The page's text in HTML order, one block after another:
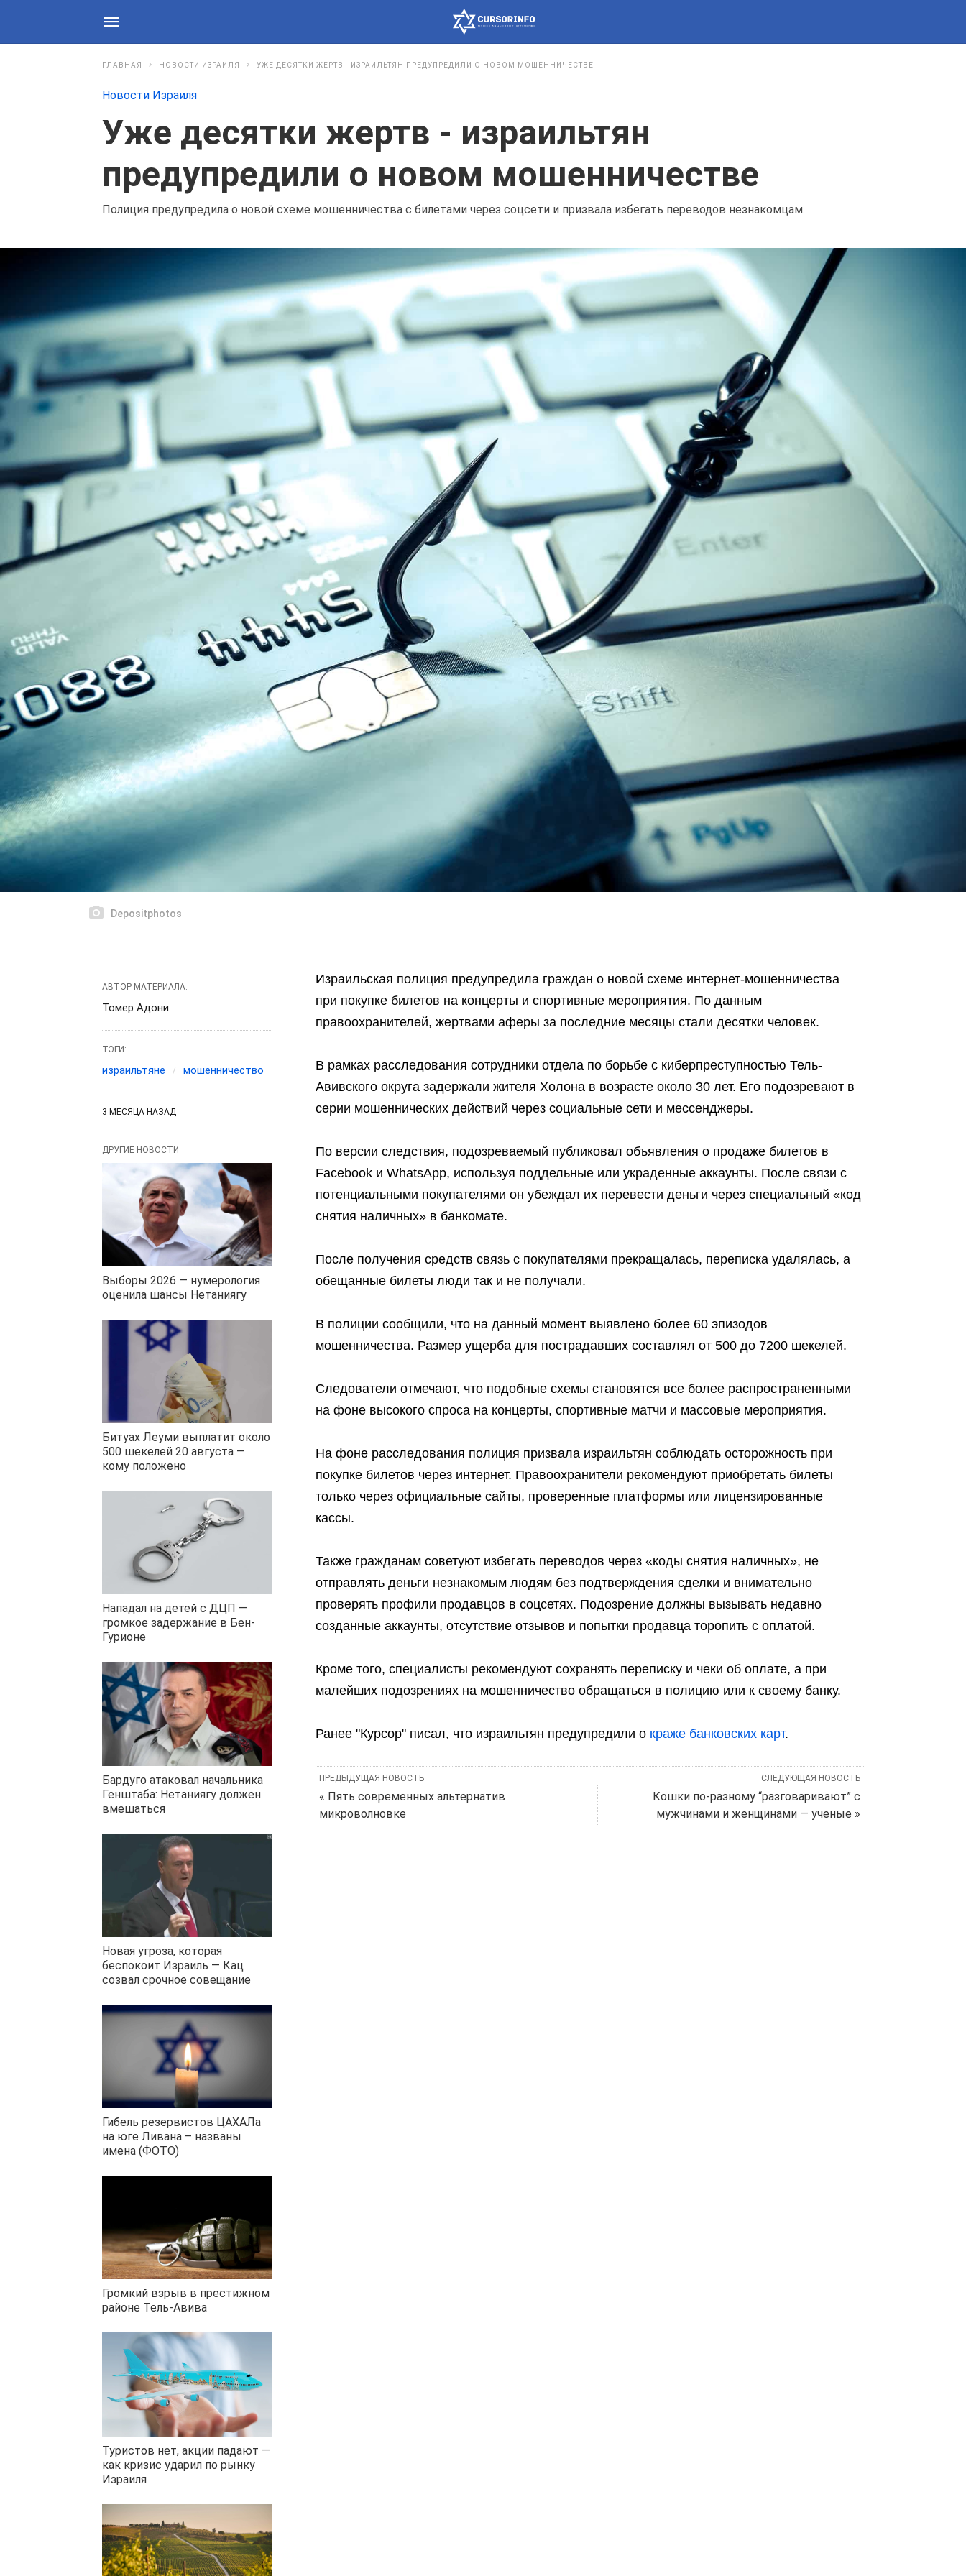
ГЛАВНАЯ НОВОСТИ ИЗРАИЛЯ УЖЕ ДЕСЯТКИ ЖЕРТВ - ИЗРАИЛЬТЯН ПРЕДУПРЕДИЛИ О НОВОМ МОШЕННИЧЕСТВЕ
Новости Израиля
Уже десятки жертв - израильтян
предупредили о новом мошенничестве
Полиция предупредила о новой схеме мошенничества с билетами через соцсети и призвала избегать переводов незнакомцам.
Depositphotos
Израильская полиция предупредила граждан о новой схеме интернет-мошенничества
при покупке билетов на концерты и спортивные мероприятия. По данным
правоохранителей, жертвами аферы за последние месяцы стали десятки человек.
В рамках расследования сотрудники отдела по борьбе с киберпреступностью Тель-
Авивского округа задержали жителя Холона в возрасте около 30 лет. Его подозревают в
серии мошеннических действий через социальные сети и мессенджеры.
По версии следствия, подозреваемый публиковал объявления о продаже билетов в
Facebook и WhatsApp, используя поддельные или украденные аккаунты. После связи с
потенциальными покупателями он убеждал их перевести деньги через специальный «код
снятия наличных» в банкомате.
После получения средств связь с покупателями прекращалась, переписка удалялась, а
обещанные билеты люди так и не получали.
В полиции сообщили, что на данный момент выявлено более 60 эпизодов
мошенничества. Размер ущерба для пострадавших составлял от 500 до 7200 шекелей.
Следователи отмечают, что подобные схемы становятся все более распространенными
на фоне высокого спроса на концерты, спортивные матчи и массовые мероприятия.
На фоне расследования полиция призвала израильтян соблюдать осторожность при
покупке билетов через интернет. Правоохранители рекомендуют приобретать билеты
только через официальные сайты, проверенные платформы или лицензированные
кассы.
Также гражданам советуют избегать переводов через «коды снятия наличных», не
отправлять деньги незнакомым людям без подтверждения сделки и внимательно
проверять профили продавцов в соцсетях. Подозрение должны вызывать недавно
созданные аккаунты, отсутствие отзывов и попытки продавца торопить с оплатой.
Кроме того, специалисты рекомендуют сохранять переписку и чеки об оплате, а при
малейших подозрениях на мошенничество обращаться в полицию или к своему банку.
Ранее "Курсор" писал, что израильтян предупредили о краже банковских карт.
СЛЕДУЮЩАЯ НОВОСТЬ
Кошки по-разному “разговаривают” с
мужчинами и женщинами — ученые »
ПРЕДЫДУЩАЯ НОВОСТЬ
« Пять современных альтернатив
микроволновке
АВТОР МАТЕРИАЛА:
Томер Адони
ТЭГИ:
израильтяне мошенничество
3 МЕСЯЦА НАЗАД
ДРУГИЕ НОВОСТИ
Выборы 2026 — нумерология
оценила шансы Нетаниягу
Битуах Леуми выплатит около
500 шекелей 20 августа —
кому положено
Нападал на детей с ДЦП —
громкое задержание в Бен-
Гурионе
Бардуго атаковал начальника
Генштаба: Нетаниягу должен
вмешаться
Новая угроза, которая
беспокоит Израиль — Кац
созвал срочное совещание
Гибель резервистов ЦАХАЛа
на юге Ливана – названы
имена (ФОТО)
Громкий взрыв в престижном
районе Тель-Авива
Туристов нет, акции падают —
как кризис ударил по рынку
Израиля